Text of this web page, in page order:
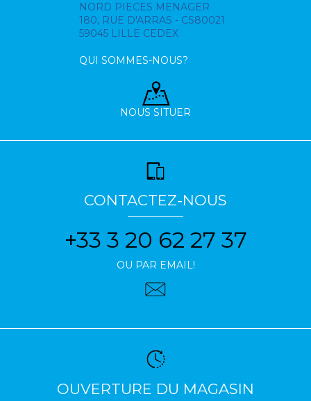
NORD PIECES MENAGER
180, RUE D'ARRAS - CS80021
59045 LILLE CEDEX
QUI SOMMES-NOUS?
NOUS SITUER
CONTACTEZ-NOUS
+33 3 20 62 27 37
OU PAR EMAIL!
OUVERTURE DU MAGASIN